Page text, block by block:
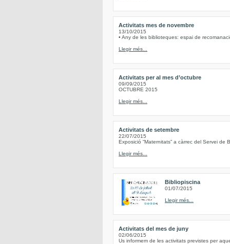
Activitats mes de novembre
13/10/2015
• Any de les biblioteques: espai de
Llegir més...
Activitats per al mes d’octubre
09/09/2015
OCTUBRE 2015
Llegir més...
Activitats de setembre
22/07/2015
Exposició “Maternitats” a càrrec del Servei de
Llegir més...
Bibliopiscina
01/07/2015
Llegir més...
Activitats del mes de juny
02/06/2015
Us informem de les activitats previstes per